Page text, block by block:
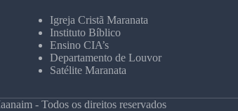
Igreja Cristã Maranata
Instituto Bíblico
Ensino CIA’s
Departamento de Louvor
Satélite Maranata
- Todos os direitos reservados